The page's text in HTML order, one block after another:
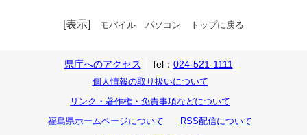
[表示] モバイル パソコン トップに戻る
県庁へのアクセス Tel： 024-521-1111
個人情報の取り扱いについて
リンク・著作権・免責事項などについて
福島県ホームページについて
RSS配信について